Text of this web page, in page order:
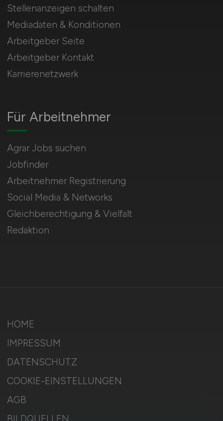
Für Arbeitnehmer
Agrar Jobs suchen
Jobfinder
Arbeitnehmer Registrierung
Social Media & Networks
Gleichberechtigung & Vielfalt
Redaktion
Stellenanzeigen schalten
Mediadaten & Konditionen
Arbeitgeber Seite
Arbeitgeber Kontakt
Karrierenetzwerk
HOME
IMPRESSUM
DATENSCHUTZ
COOKIE-EINSTELLUNGEN
AGB